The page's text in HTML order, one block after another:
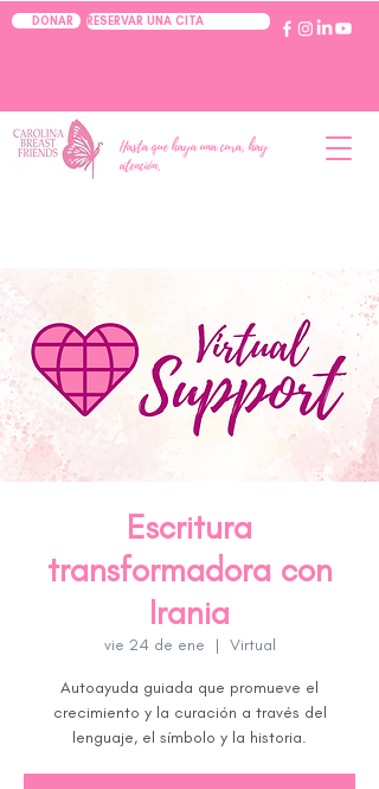
DONAR RESERVAR UNA CITA
Hasta que haya una cura, hay
atención.
Escritura
transformadora con
Irania
vie 24 de ene
  |
Virtual
Autoayuda guiada que promueve el
crecimiento y la curación a través del
lenguaje, el símbolo y la historia.